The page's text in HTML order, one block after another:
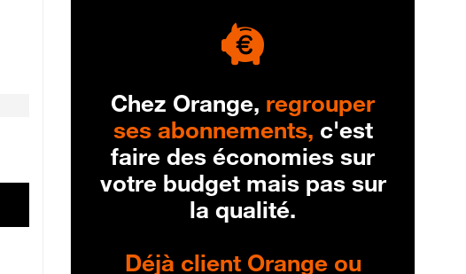
Chez Orange, regrouper
ses abonnements, c'est
faire des économies sur
votre budget mais pas sur
la qualité.
Déjà client Orange ou